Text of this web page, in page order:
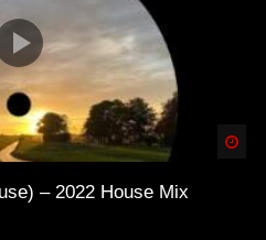
– 2022 House Mix